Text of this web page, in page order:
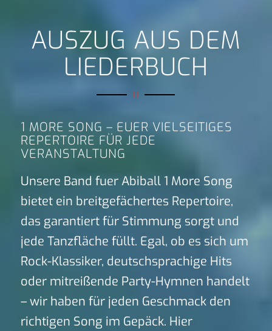
AUSZUG AUS DEM
LIEDERBUCH
1 MORE SONG – EUER VIELSEITIGES
REPERTOIRE FÜR JEDE
VERANSTALTUNG
Unsere Band fuer Abiball 1 More Song
bietet ein breitgefächertes Repertoire,
das garantiert für Stimmung sorgt und
jede Tanzfläche füllt. Egal, ob es sich um
Rock-Klassiker, deutschsprachige Hits
oder mitreißende Party-Hymnen handelt
– wir haben für jeden Geschmack den
richtigen Song im Gepäck. Hier